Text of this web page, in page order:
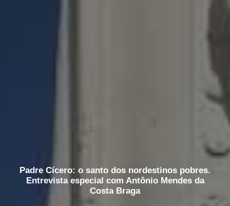
Padre Cícero: o santo dos nordestinos pobres.
Entrevista especial com Antônio Mendes da
Costa Braga